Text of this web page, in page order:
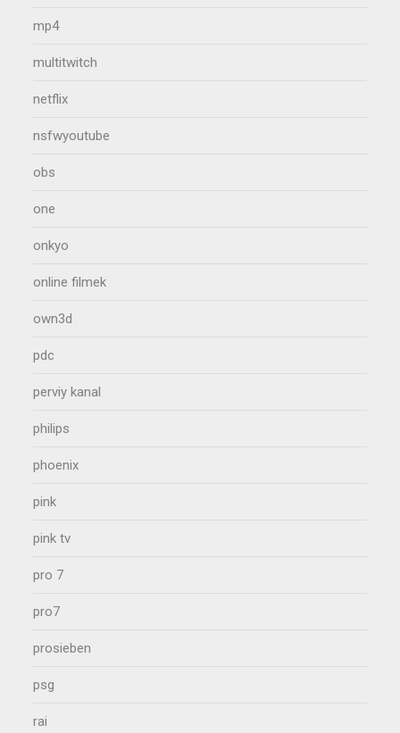
mp4
multitwitch
netflix
nsfwyoutube
obs
one
onkyo
online filmek
own3d
pdc
perviy kanal
philips
phoenix
pink
pink tv
pro 7
pro7
prosieben
psg
rai